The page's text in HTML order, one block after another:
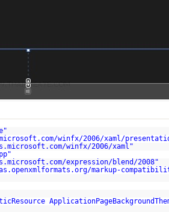
winfx/2006/xaml/
winfx/2006/xaml "
expression/blend/2008"
markup-